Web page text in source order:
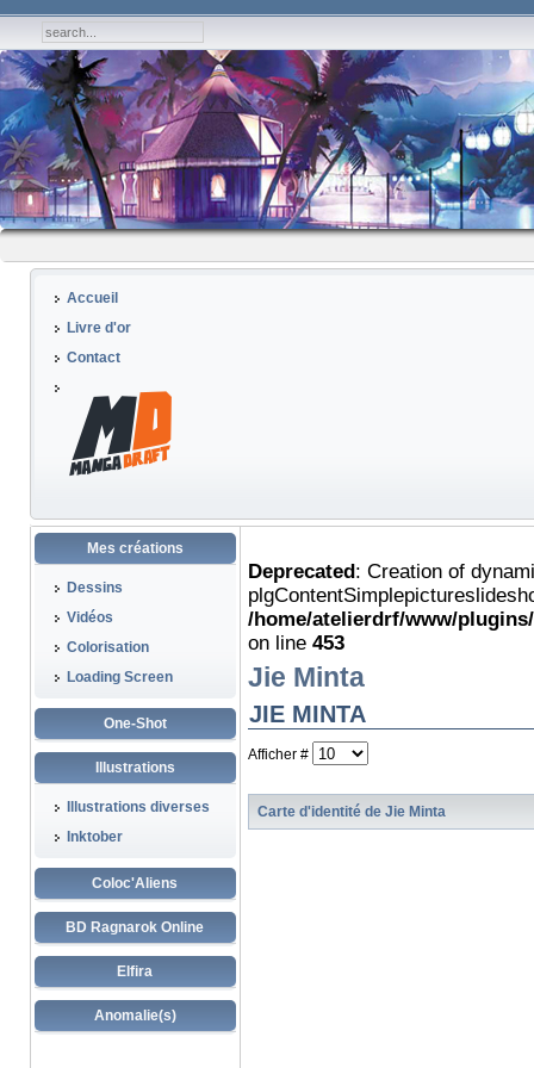
Accueil
Livre d'or
Contact
Mes créations
Dessins
Vidéos
Colorisation
Loading Screen
One-Shot
Illustrations
Illustrations diverses
Inktober
Coloc'Aliens
BD Ragnarok Online
Elfira
Anomalie(s)
Deprecated: Creation of
/home/atelierdrf/www/
on line 453
Jie Minta
JIE MINTA
Afficher #
Carte d'identité de Jie Minta